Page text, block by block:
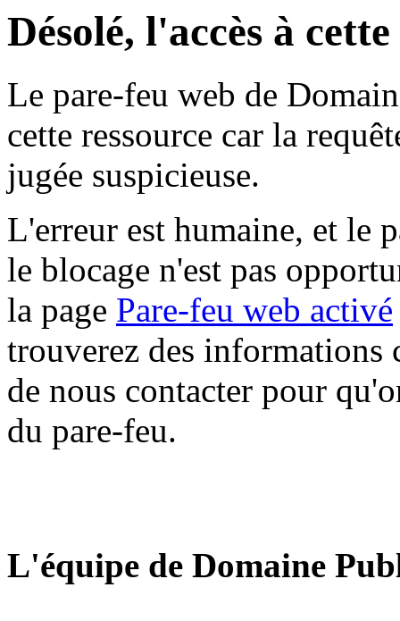
Désolé, l'accès à
Le pare-feu web de
cette ressource car la
jugée suspicieuse.
L'erreur est humaine, et le
le blocage n'est pas
la page Pare-feu web activé
trouverez des informations
de nous contacter pour
du pare-feu.
L'équipe de Domaine